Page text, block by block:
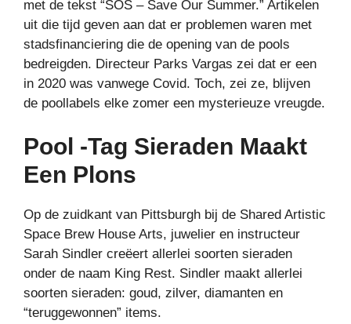
met de tekst “SOS – Save Our Summer.” Artikelen
uit die tijd geven aan dat er problemen waren met
stadsfinanciering die de opening van de pools
bedreigden. Directeur Parks Vargas zei dat er een
in 2020 was vanwege Covid. Toch, zei ze, blijven
de poollabels elke zomer een mysterieuze vreugde.
Pool -tag Sieraden Maakt
Een Plons
Op de zuidkant van Pittsburgh bij de Shared Artistic
Space Brew House Arts, juwelier en instructeur
Sarah Sindler creëert allerlei soorten sieraden
onder de naam King Rest. Sindler maakt allerlei
soorten sieraden: goud, zilver, diamanten en
“teruggewonnen” items.